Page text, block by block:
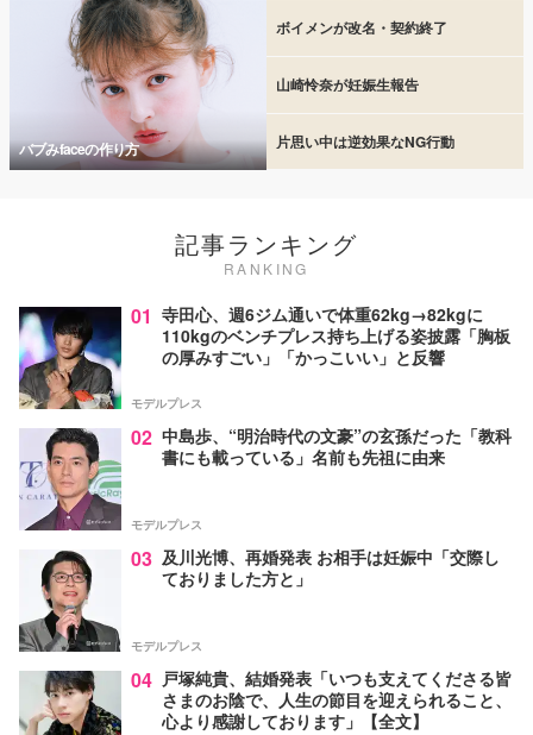
バブみfaceの作り方
ボイメンが改名・契約終了
山崎怜奈が妊娠生報告
片思い中は逆効果なNG行動
記事ランキング
RANKING
01 寺田心、週6ジム通いで体重62kg→82kgに
110kgのベンチプレス持ち上げる姿披露「胸板
の厚みすごい」「かっこいい」と反響
モデルプレス
02 中島歩、“明治時代の文豪”の玄孫だった「教科
書にも載っている」名前も先祖に由来
モデルプレス
03 及川光博、再婚発表 お相手は妊娠中「交際し
ておりました方と」
モデルプレス
04 戸塚純貴、結婚発表「いつも支えてくださる皆
さまのお陰で、人生の節目を迎えられること、
心より感謝しております」【全文】